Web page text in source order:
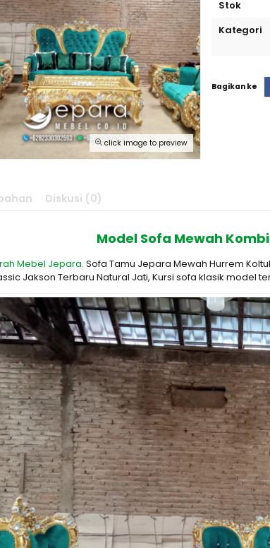
click image to preview
Stok
Kategori
Bagikan ke
Diskusi (0)
Model Sofa Mewah
Mebel Jepara. Sofa Tamu Jepara Mewah Hurrem
Jakson Terbaru Natural Jati, Kursi sofa klasik model